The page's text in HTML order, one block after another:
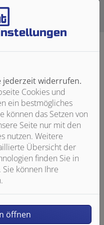
in,
zukunftssicheren
jederzeit widerrufen.
Cookies und
ein bestmögliches
können das Setzen von
Seite nur mit den
nutzen. Weitere
Übersicht der
finden Sie in
können Ihre
öffnen